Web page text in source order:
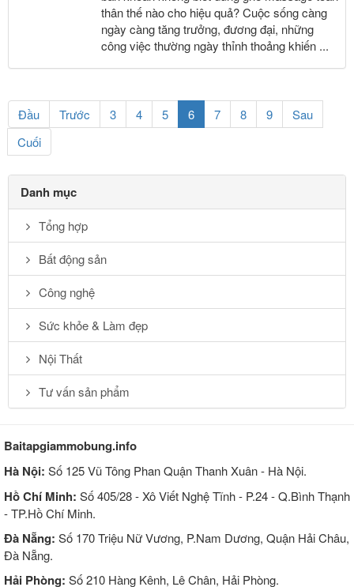
thân thế nào cho hiệu quả? Cuộc sống càng
ngày càng tăng trưởng, đương đại, những
công việc thường ngày thỉnh thoảng khiến ...
Đầu Trước 3 4 5 6(current)
7 8 9
Sau
Cuối
Danh mục
Tổng hợp
Bất động sản
Công nghệ
Sức khỏe & Làm đẹp
Nội Thất
Tư vấn sản phẩm
Baitapgiammobung.info
Hà Nội: Số 125 Vũ Tông Phan Quận Thanh Xuân - Hà Nội.
Hồ Chí Minh: Số 405/28 - Xô Viết Nghệ Tĩnh - P.24 - Q.Bình Thạnh
- TP.Hồ Chí Minh.
Đà Nẵng: Số 170 Triệu Nữ Vương, P.Nam Dương, Quận Hải Châu,
Đà Nẵng.
Hải Phòng: Số 210 Hàng Kênh, Lê Chân, Hải Phòng.